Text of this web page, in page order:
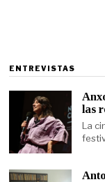
ENTREVISTAS
las
La